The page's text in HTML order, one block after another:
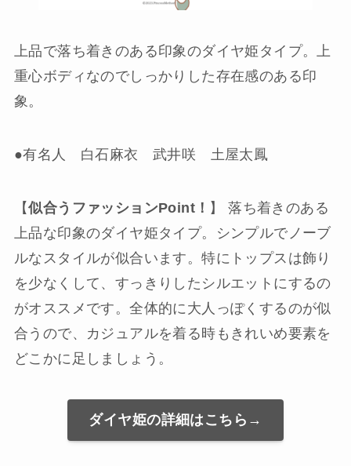
上品で落ち着きのある印象のダイヤ姫タイプ。上
重心ボディなのでしっかりした存在感のある印
象。
●有名人 白石麻衣 武井咲 土屋太鳳
【似合うファッションPoint！ 】 落ち着きのある
上品な印象のダイヤ姫タイプ。シンプルでノーブ
ルなスタイルが似合います。特にトップスは飾り
を少なくして、すっきりしたシルエットにするの
がオススメです。全体的に大人っぽくするのが似
合うので、カジュアルを着る時もきれいめ要素を
どこかに足しましょう。
ダイヤ姫の詳細はこちら→